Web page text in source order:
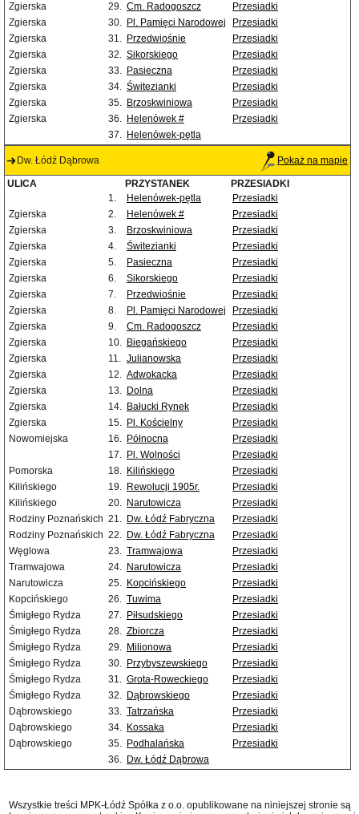
Zgierska
29. Cm. Radogoszcz
Przesiadki
Zgierska
30. Pl. Pamięci Narodowej
Przesiadki
Zgierska
31. Przedwiośnie
Przesiadki
Zgierska
32. Sikorskiego
Przesiadki
Zgierska
33. Pasieczna
Przesiadki
Zgierska
34. Świtezianki
Przesiadki
Zgierska
35. Brzoskwiniowa
Przesiadki
Zgierska
36. Helenówek #
Przesiadki
37. Helenówek-pętla
Dw. Łódź Dąbrowa Pokaż na mapie
ULICA PRZYSTANEK
PRZESIADKI
1.
Helenówek-pętla
Przesiadki
Zgierska
2. Helenówek #
Przesiadki
Zgierska
3. Brzoskwiniowa
Przesiadki
Zgierska
4. Świtezianki
Przesiadki
Zgierska
5. Pasieczna
Przesiadki
Zgierska
6. Sikorskiego
Przesiadki
Zgierska
7. Przedwiośnie
Przesiadki
Zgierska
8. Pl. Pamięci Narodowej
Przesiadki
Zgierska
9. Cm. Radogoszcz
Przesiadki
Zgierska
10. Biegańskiego
Przesiadki
Zgierska
11. Julianowska
Przesiadki
Zgierska
12. Adwokacka
Przesiadki
Zgierska
13. Dolna
Przesiadki
Zgierska
14. Bałucki Rynek
Przesiadki
Zgierska
15. Pl. Kościelny
Przesiadki
Nowomiejska
16. Północna
Przesiadki
17. Pl. Wolności
Przesiadki
Pomorska
18. Kilińskiego
Przesiadki
Kilińskiego
19. Rewolucji 1905r.
Przesiadki
Kilińskiego
20. Narutowicza
Przesiadki
Rodziny Poznańskich 21. Dw. Łódź Fabryczna
Przesiadki
Rodziny Poznańskich 22. Dw. Łódź Fabryczna
Przesiadki
Węglowa
23. Tramwajowa
Przesiadki
Tramwajowa
24. Narutowicza
Przesiadki
Narutowicza
25. Kopcińskiego
Przesiadki
Kopcińskiego
26. Tuwima
Przesiadki
Śmigłego Rydza
27. Piłsudskiego
Przesiadki
Śmigłego Rydza
28. Zbiorcza
Przesiadki
Śmigłego Rydza
29. Milionowa
Przesiadki
Śmigłego Rydza
30. Przybyszewskiego
Przesiadki
Śmigłego Rydza
31. Grota-Roweckiego
Przesiadki
Śmigłego Rydza
32. Dąbrowskiego
Przesiadki
Dąbrowskiego
33. Tatrzańska
Przesiadki
Dąbrowskiego
34. Kossaka
Przesiadki
Dąbrowskiego
35. Podhalańska
Przesiadki
36. Dw. Łódź Dąbrowa
Wszystkie treści MPK-Łódź Spółka z o.o. opublikowane na niniejszej stronie są